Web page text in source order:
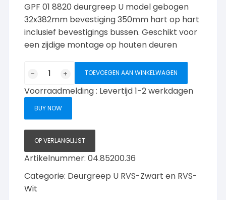
GPF 01 8820 deurgreep U model gebogen
32x382mm bevestiging 350mm hart op hart
inclusief bevestigings bussen. Geschikt voor
een zijdige montage op houten deuren
deurgreep
32x382mm
aantal
TOEVOEGEN AAN WINKELWAGEN
Voorraadmelding : Levertijd 1-2 werkdagen
BUY NOW
OP VERLANGLIJST
Artikelnummer:04.85200.36
Categorie: Deurgreep U RVS-Zwart en RVS-
Wit